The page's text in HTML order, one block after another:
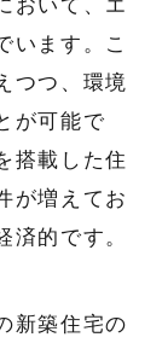
います。こ
つつ、環境
が可能で
搭載した住
が増えてお
的です。
新築住宅の